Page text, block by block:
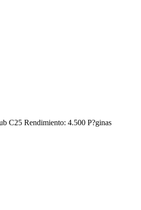
C25 Rendimiento: 4.500 P?ginas